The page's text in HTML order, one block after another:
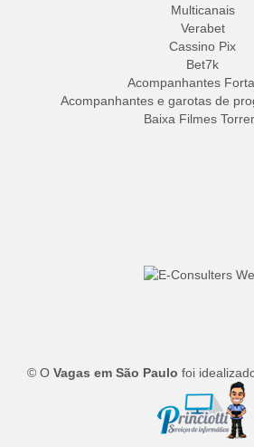
Multicanais
Verabet
Cassino Pix
Bet7k
Acompanhantes
Acompanhantes e garotas de
Baixa Filmes
© O Vagas em São Paulo foi